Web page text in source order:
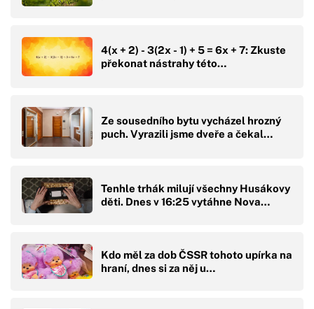
4(x + 2) - 3(2x - 1) + 5 = 6x + 7: Zkuste
překonat nástrahy této…
Ze sousedního bytu vycházel hrozný
puch. Vyrazili jsme dveře a čekal…
Tenhle trhák milují všechny Husákovy
děti. Dnes v 16:25 vytáhne Nova…
Kdo měl za dob ČSSR tohoto upírka na
hraní, dnes si za něj u…